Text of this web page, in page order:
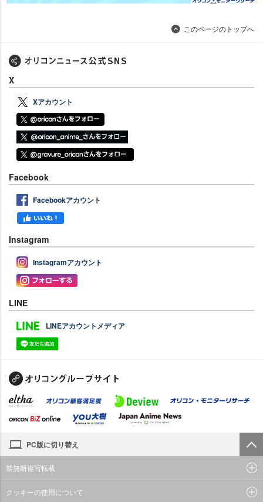
このページのトップへ
X
Xアカウント
Facebook
Facebookアカウント
Instagram
Instagramアカウント
LINE
LINEアカウントメディア
PC版に切り替え
禁無断複写転載
クッキーの使用について